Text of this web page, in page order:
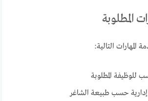
المطلوبة
المهارات التالية:
للوظيفة المطلوبة
إدارية حسب طبيعة الشاغر